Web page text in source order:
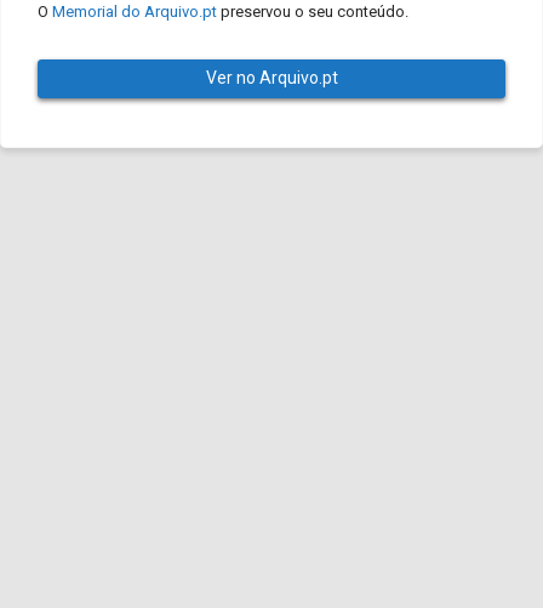
O Memorial do Arquivo.pt preservou o seu conteúdo.
Ver no Arquivo.pt